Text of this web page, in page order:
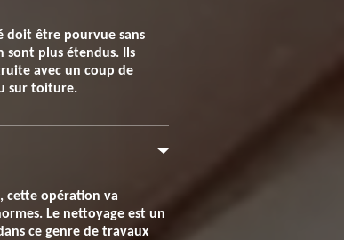
doit être pourvue sans
sont plus étendus. Ils
avec un coup de
sur toiture.
cette opération va
Le nettoyage est un
ce genre de travaux